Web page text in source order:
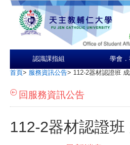
認識課指組 學會．
首頁> 服務資訊公告> 112-2器材認證班
回服務資訊公告
112-2器材認證